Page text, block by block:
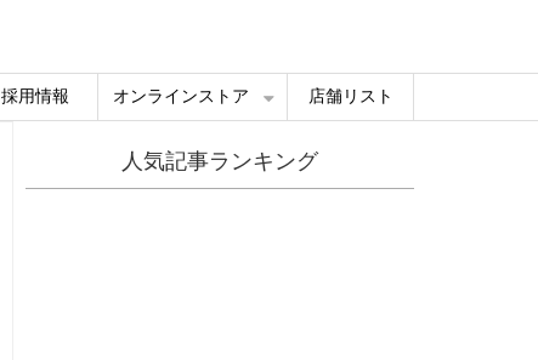
採用情報 オンラインストア 店舗リスト
人気記事ランキング